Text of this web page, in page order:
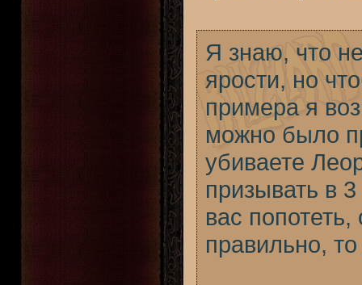
Я знаю, что
ярости, но
примера я
можно было
убиваете
призывать в
вас
правильно,